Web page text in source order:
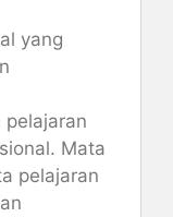
yang
Mata
pelajaran